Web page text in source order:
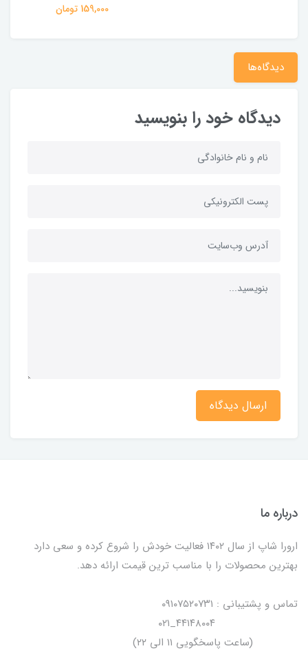
159,000 تومان
دیدگاه‌ها
دیدگاه خود را بنویسید
ارسال دیدگاه
درباره ما
ارورا شاپ از سال ۱۴۰۲ فعالیت خودش را شروع کرده و سعی دارد
بهترین محصولات را با مناسب ترین قیمت ارائه دهد.
تماس و پشتیبانی : ۰۹۱۰۷۵۲۰۷۳۱
(ساعت پاسخگویی ۱۱ الی ۲۲)